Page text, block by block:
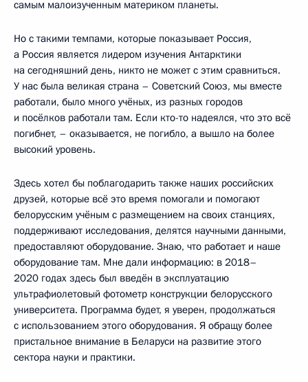
самым малоизученным материком планеты.
Но с такими темпами, которые показывает Россия,
а Россия является лидером изучения Антарктики
на сегодняшний день, никто не может с этим сравниться.
У нас была великая страна – Советский Союз, мы вместе
работали, было много учёных, из разных городов
и посёлков работали там. Если кто-то надеялся, что это всё
погибнет, – оказывается, не погибло, а вышло на более
высокий уровень.
Здесь хотел бы поблагодарить также наших российских
друзей, которые всё это время помогали и помогают
белорусским учёным с размещением на своих станциях,
поддерживают исследования, делятся научными данными,
предоставляют оборудование. Знаю, что работает и наше
оборудование там. Мне дали информацию: в 2018–
2020 годах здесь был введён в эксплуатацию
ультрафиолетовый фотометр конструкции белорусского
университета. Программа будет, я уверен, продолжаться
с использованием этого оборудования. Я обращу более
пристальное внимание в Беларуси на развитие этого
сектора науки и практики.